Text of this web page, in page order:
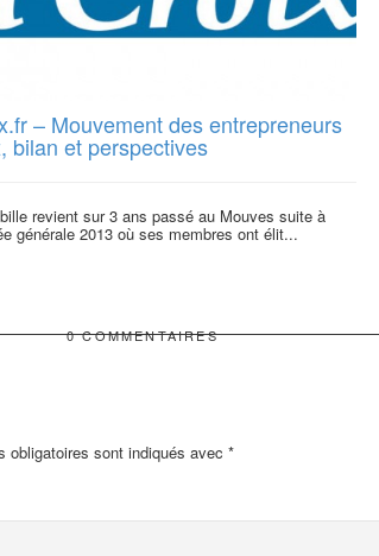
– Mouvement des entrepreneurs
bilan et perspectives
revient sur 3 ans passé au Mouves suite à
générale 2013 où ses membres ont élit...
0 COMMENTAIRES
obligatoires sont indiqués avec *